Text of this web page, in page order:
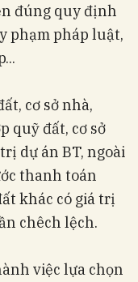
đúng quy định
phạm pháp luật,
cơ sở nhà,
quỹ đất, cơ sở
dự án BT, ngoài
thanh toán
khác có giá trị
chêch lệch.
việc lựa chọn